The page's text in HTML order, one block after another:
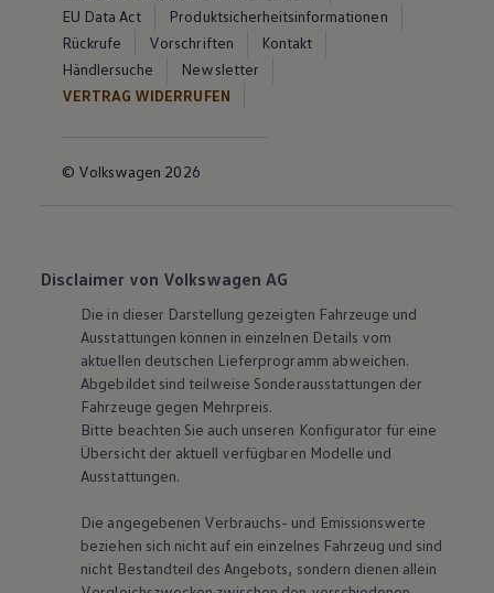
EU Data Act
Produktsicherheitsinformationen
Rückrufe
Vorschriften
Kontakt
Händlersuche
Newsletter
VERTRAG WIDERRUFEN
© Volkswagen 2026
Disclaimer von Volkswagen AG
Die in dieser Darstellung gezeigten Fahrzeuge und
Ausstattungen können in einzelnen Details vom
aktuellen deutschen Lieferprogramm abweichen.
Abgebildet sind teilweise Sonderausstattungen der
Fahrzeuge gegen Mehrpreis.
Bitte beachten Sie auch unseren Konfigurator für eine
Übersicht der aktuell verfügbaren Modelle und
Ausstattungen.
Die angegebenen Verbrauchs- und Emissionswerte
beziehen sich nicht auf ein einzelnes Fahrzeug und sind
nicht Bestandteil des Angebots, sondern dienen allein